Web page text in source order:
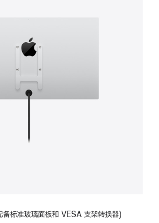
标准玻璃面板和 VESA 支架转换器)